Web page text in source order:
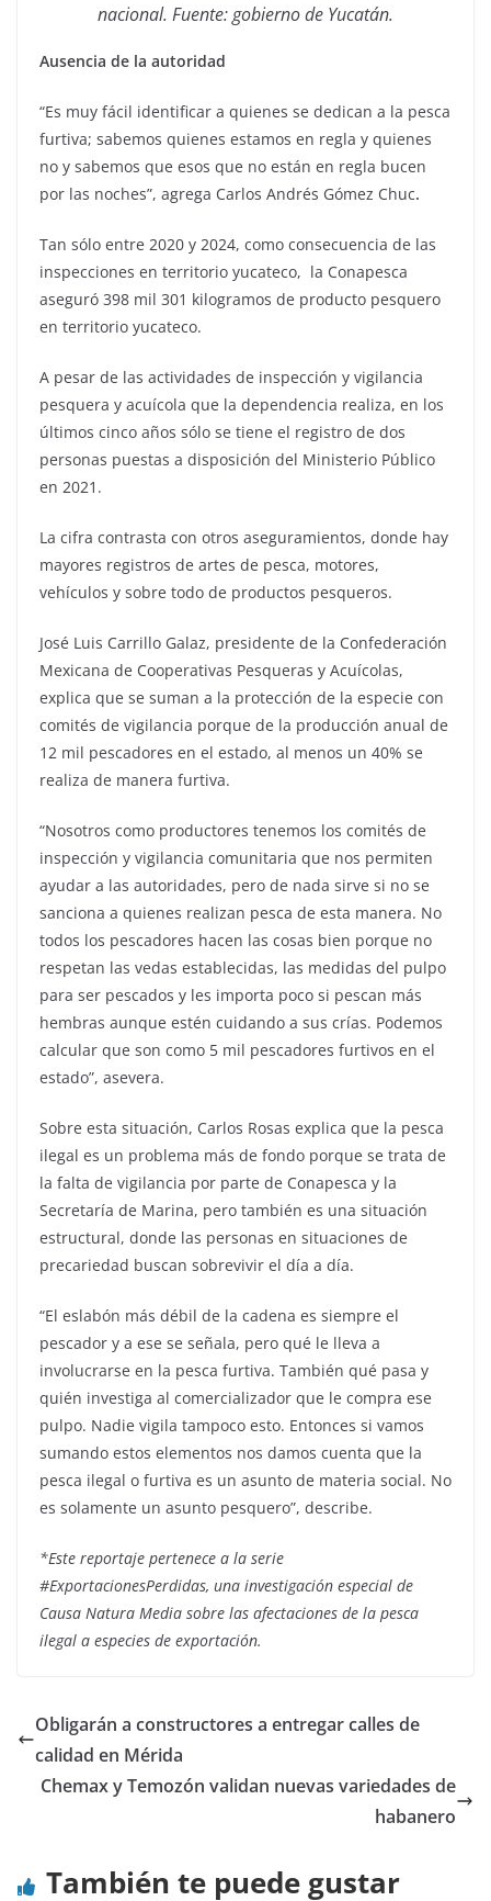
nacional. Fuente: gobierno de Yucatán.
Ausencia de la autoridad
“Es muy fácil identificar a quienes se dedican a la pesca
furtiva; sabemos quienes estamos en regla y quienes
no y sabemos que esos que no están en regla bucen
por las noches”, agrega Carlos Andrés Gómez Chuc.
Tan sólo entre 2020 y 2024, como consecuencia de las
inspecciones en territorio yucateco, la Conapesca
aseguró 398 mil 301 kilogramos de producto pesquero
en territorio yucateco.
A pesar de las actividades de inspección y vigilancia
pesquera y acuícola que la dependencia realiza, en los
últimos cinco años sólo se tiene el registro de dos
personas puestas a disposición del Ministerio Público
en 2021.
La cifra contrasta con otros aseguramientos, donde hay
mayores registros de artes de pesca, motores,
vehículos y sobre todo de productos pesqueros.
José Luis Carrillo Galaz, presidente de la Confederación
Mexicana de Cooperativas Pesqueras y Acuícolas,
explica que se suman a la protección de la especie con
comités de vigilancia porque de la producción anual de
12 mil pescadores en el estado, al menos un 40% se
realiza de manera furtiva.
“Nosotros como productores tenemos los comités de
inspección y vigilancia comunitaria que nos permiten
ayudar a las autoridades, pero de nada sirve si no se
sanciona a quienes realizan pesca de esta manera. No
todos los pescadores hacen las cosas bien porque no
respetan las vedas establecidas, las medidas del pulpo
para ser pescados y les importa poco si pescan más
hembras aunque estén cuidando a sus crías. Podemos
calcular que son como 5 mil pescadores furtivos en el
estado”, asevera.
Sobre esta situación, Carlos Rosas explica que la pesca
ilegal es un problema más de fondo porque se trata de
la falta de vigilancia por parte de Conapesca y la
Secretaría de Marina, pero también es una situación
estructural, donde las personas en situaciones de
precariedad buscan sobrevivir el día a día.
“El eslabón más débil de la cadena es siempre el
pescador y a ese se señala, pero qué le lleva a
involucrarse en la pesca furtiva. También qué pasa y
quién investiga al comercializador que le compra ese
pulpo. Nadie vigila tampoco esto. Entonces si vamos
sumando estos elementos nos damos cuenta que la
pesca ilegal o furtiva es un asunto de materia social. No
es solamente un asunto pesquero”, describe.
*Este reportaje pertenece a la serie
#ExportacionesPerdidas, una investigación especial de
Causa Natura Media sobre las afectaciones de la pesca
ilegal a especies de exportación.
Obligarán a constructores a entregar calles de
calidad en Mérida
Chemax y Temozón validan nuevas variedades de
habanero
También te puede gustar